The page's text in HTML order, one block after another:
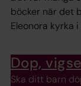
böcker när det
Eleonora kyrka
Dop,
Ska ditt barn